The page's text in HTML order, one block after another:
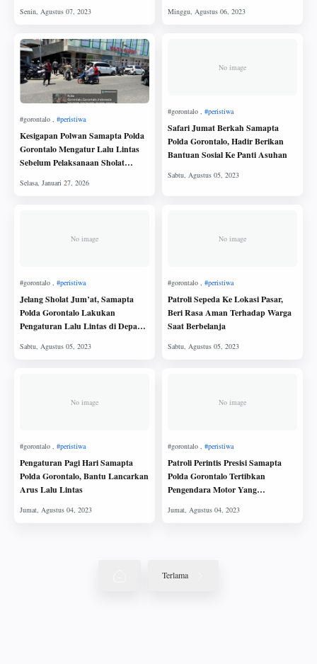
Kesigapan Polwan Samapta Polda
Gorontalo Mengatur Lalu Lintas
Sebelum Pelaksanaan Sholat
No image
Safari Jumat Berkah Samapta
Polda Gorontalo, Hadir Berikan
Bantuan Sosial Ke Panti Asuhan
No image
Jelang Sholat Jum’at, Samapta
Polda Gorontalo Lakukan
Pengaturan Lalu Lintas di Depan
No image
Patroli Sepeda Ke Lokasi Pasar,
Beri Rasa Aman Terhadap Warga
Saat Berbelanja
No image
Pengaturan Pagi Hari Samapta
Polda Gorontalo, Bantu Lancarkan
Arus Lalu Lintas
No image
Patroli Perintis Presisi Samapta
Polda Gorontalo Tertibkan
Pengendara Motor Yang
Terlama